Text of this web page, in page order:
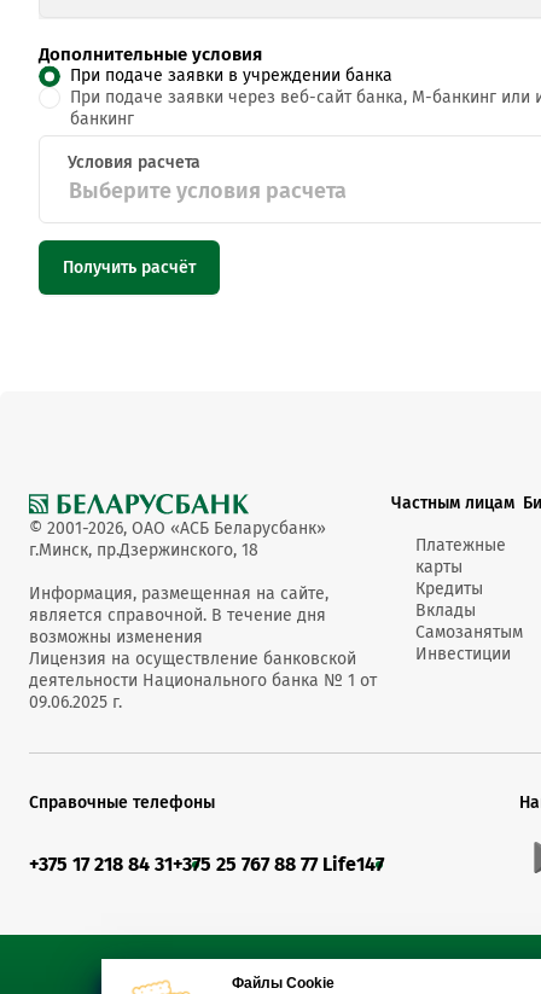
Дополнительные условия
При подаче заявки в учреждении банка
При подаче заявки через веб-сайт банка, М-банкинг или
банкинг
Выберите условия расчета
Получить расчёт
© 2001-2026, ОАО «АСБ Беларусбанк»
г.Минск, пр.Дзержинского, 18
Информация, размещенная на сайте,
является справочной. В течение дня
возможны изменения
Лицензия на осуществление банковской
деятельности Национального банка № 1 от
09.06.2025 г.
Частным лицам
Платежные
карты
Кредиты
Вклады
Самозанятым
Инвестиции
Справочные телефоны
+375 17 218 84 31+375 25 767 88 77 Life147
Файлы Cookie